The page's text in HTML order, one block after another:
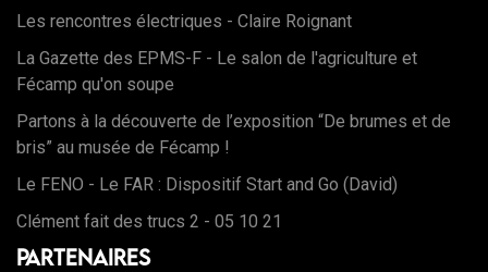
Les rencontres électriques - Claire Roignant
La Gazette des EPMS-F - Le salon de l'agriculture et
Fécamp qu'on soupe
Partons à la découverte de l’exposition “De brumes et de
bris” au musée de Fécamp !
Le FENO - Le FAR : Dispositif Start and Go (David)
Clément fait des trucs 2 - 05 10 21
Partenaires